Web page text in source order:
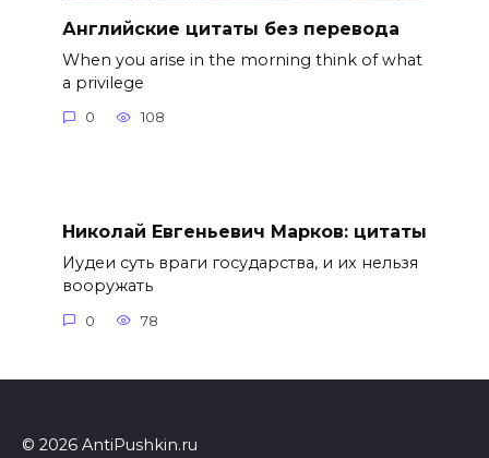
Английские цитаты без перевода
When you arise in the morning think of what
a privilege
0 108
Николай Евгеньевич Марков: цитаты
Иудеи суть враги государства, и их нельзя
вооружать
0 78
© 2026 AntiPushkin.ru